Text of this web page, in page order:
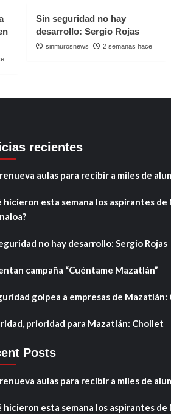
Sin seguridad no hay
desarrollo: Sergio Rojas
sinmurosnews 2 semanas hace
recientes
aulas para recibir a miles de
hicieron esta semana los aspirantes de
no hay desarrollo: Sergio Rojas
campaña “Cuéntame Mazatlán”
golpea a empresas de Mazatlán:
prioridad para Mazatlán: Chollet
Posts
aulas para recibir a miles de
hicieron esta semana los aspirantes de